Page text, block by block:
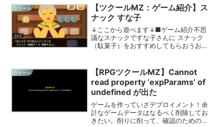
ツクール
【ツクールMZ：ゲーム紹介】ス
ナック すな子
↓ここから遊べます↓■ゲーム紹介不思
議なスナックですな子さんに スナック
（駄菓子）をおすすめしてもらおうおす
「あほげー」参加作第43回お題：スナッ
ク
ツクール
【RPGツクールMZ】Cannot
read property ‘expParams’ of
undefined が出た
ゲームを作っていざデプロイメント！余
計なゲームデータはなるべく削除してお
きたい。削りに削って、確認のためのテ